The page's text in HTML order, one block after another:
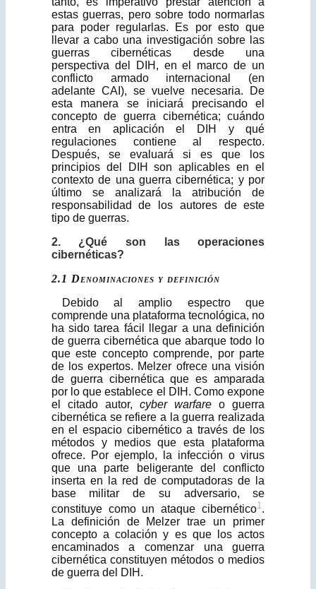
estas guerras, pero sobre todo normarlas
para poder regularlas. Es por esto que
llevar a cabo una investigación sobre las
guerras cibernéticas desde una
perspectiva del DIH, en el marco de un
conflicto armado inter­nacional (en
adelante CAI), se vuelve necesaria. De
esta manera se iniciará precisando el
concepto de guerra cibernética; cuándo
entra en aplicación el DIH y qué
regulaciones contiene al respecto.
Después, se evaluará si es que los
principios del DIH son aplicables en el
contexto de una guerra cibernética; y por
último se analizará la atribución de
responsabilidad de los autores de este
tipo de guerras.
2. ¿Qué son las operaciones
cibernéticas?
2.1 Denominaciones y definición
Debido al amplio espectro que
comprende una plataforma tecnológica, no
ha sido tarea fácil llegar a una definición
de guerra cibernética que abarque todo lo
que este concepto comprende, por parte
de los expertos. Melzer ofre­ce una visión
de guerra cibernética que es amparada
por lo que establece el DIH. Como expone
el citado autor, cyber warfareo guerra
cibernética se refiere a la guerra realizada
en el espacio cibernético a través de los
métodos y medios que esta plataforma
ofrece. Por ejemplo, la infección o virus
que una parte beligerante del conflicto
inserta en la red de computadoras de la
base militar de su adversario, se
constituye como un ataque cibernético1 .
La definición de Melzer trae un primer
concepto a colación y es que los actos
encaminados a comenzar una guerra
cibernética constituyen métodos o me­dios
de guerra del DIH.